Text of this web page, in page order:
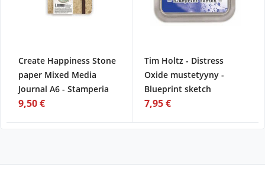
Create Happiness Stone
paper Mixed Media
Journal A6 - Stamperia
9,50 €
Tim Holtz - Distress
Oxide mustetyyny -
Blueprint sketch
7,95 €